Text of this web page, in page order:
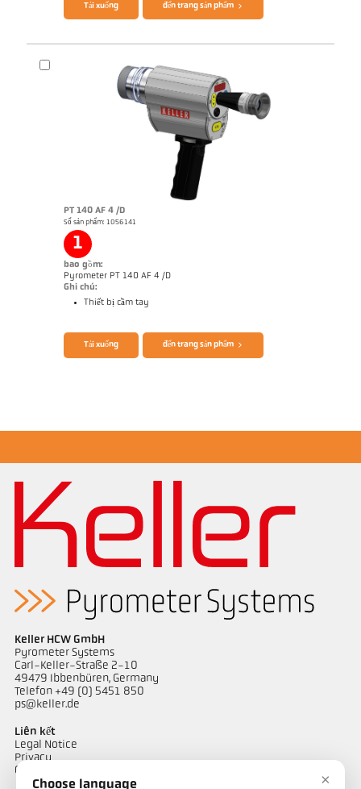
Brochure CellaTemp PA Bản vẻ PA 40-K008
Tải xuống đến trang sản phẩm
PT 140 AF 4 /D
Số sản phẩm: 1056141
1
bao gồm:
Pyrometer PT 140 AF 4 /D
Ghi chú:
Thiết bị cầm tay
Tải xuống đến trang sản phẩm
Keller HCW GmbH
Pyrometer Systems
Carl-Keller-Straße 2-10
49479 Ibbenbüren, Germany
Telefon +49 (0) 5451 850
ps@keller.de
Liên kết
Legal Notice
Privacy
GTC
×
Choose language